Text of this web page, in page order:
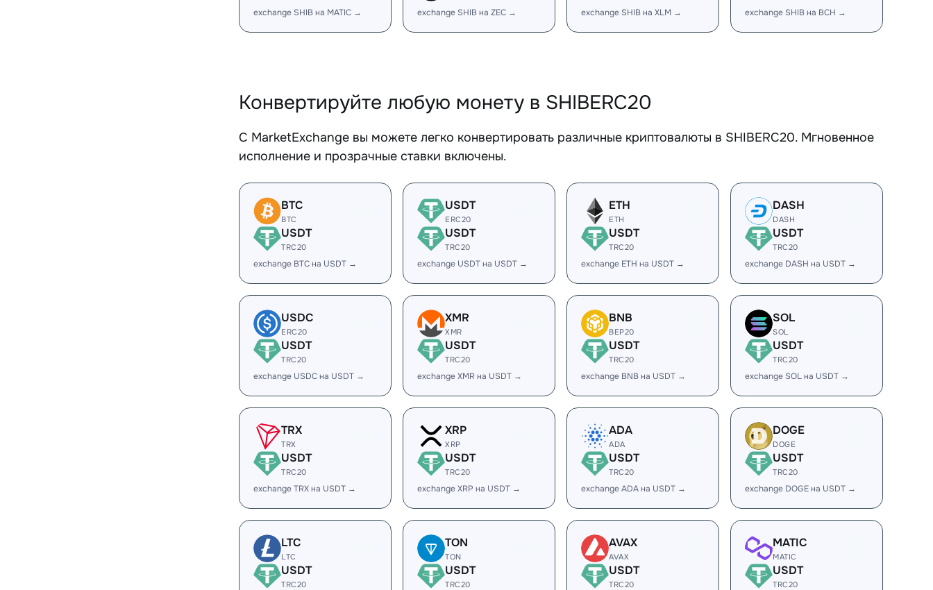
exchange SHIB на MATIC → exchange SHIB на ZEC → exchange SHIB на XLM → exchange SHIB на BCH →
Конвертируйте любую монету в SHIBERC20
С MarketExchange вы можете легко конвертировать различные криптовалюты в SHIBERC20. Мгновенное
исполнение и прозрачные ставки включены.
BTC
BTC
USDT
TRC20
exchange BTC на USDT →
USDT
ERC20
USDT
TRC20
exchange USDT на USDT →
ETH
ETH
USDT
TRC20
exchange ETH на USDT →
DASH
DASH
USDT
TRC20
exchange DASH на USDT →
USDC
ERC20
USDT
TRC20
exchange USDC на USDT →
XMR
XMR
USDT
TRC20
exchange XMR на USDT →
BNB
BEP20
USDT
TRC20
exchange BNB на USDT →
SOL
SOL
USDT
TRC20
exchange SOL на USDT →
TRX
TRX
USDT
TRC20
exchange TRX на USDT →
XRP
XRP
USDT
TRC20
exchange XRP на USDT →
ADA
ADA
USDT
TRC20
exchange ADA на USDT →
DOGE
DOGE
USDT
TRC20
exchange DOGE на USDT →
LTC
LTC
USDT
TRC20
TON
TON
USDT
TRC20
AVAX
AVAX
USDT
TRC20
MATIC
MATIC
USDT
TRC20